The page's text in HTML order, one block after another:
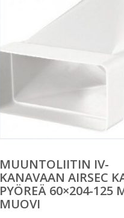
MUUNTOLIITIN IV-
KANAVAAN AIRSEC
PYÖREÄ 60×204-125
MUOVI